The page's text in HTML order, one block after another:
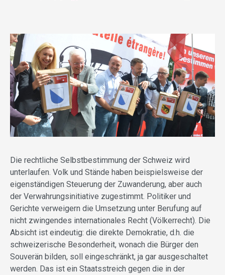
Die rechtliche Selbstbestimmung der Schweiz wird
unterlaufen. Volk und Stände haben beispielsweise der
eigenständigen Steuerung der Zuwanderung, aber auch
der Verwahrungsinitiative zugestimmt. Politiker und
Gerichte verweigern die Umsetzung unter Berufung auf
nicht zwingendes internationales Recht (Völkerrecht). Die
Absicht ist eindeutig: die direkte Demokratie, d.h. die
schweizerische Besonderheit, wonach die Bürger den
Souverän bilden, soll eingeschränkt, ja gar ausgeschaltet
werden. Das ist ein Staatsstreich gegen die in der